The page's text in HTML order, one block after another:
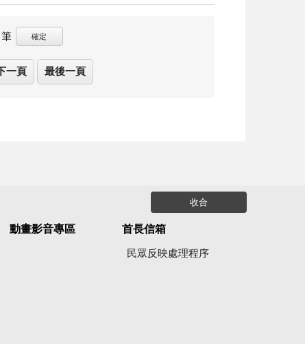
筆 確定
下一頁 最後一頁
收合
動畫影音專區 首長信箱
民眾反映處理程序